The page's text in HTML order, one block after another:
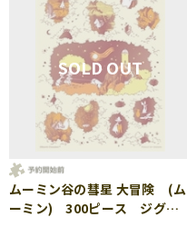
ムーミン谷の彗星 大冒険 (ム
ーミン) 300ピース ジグソ